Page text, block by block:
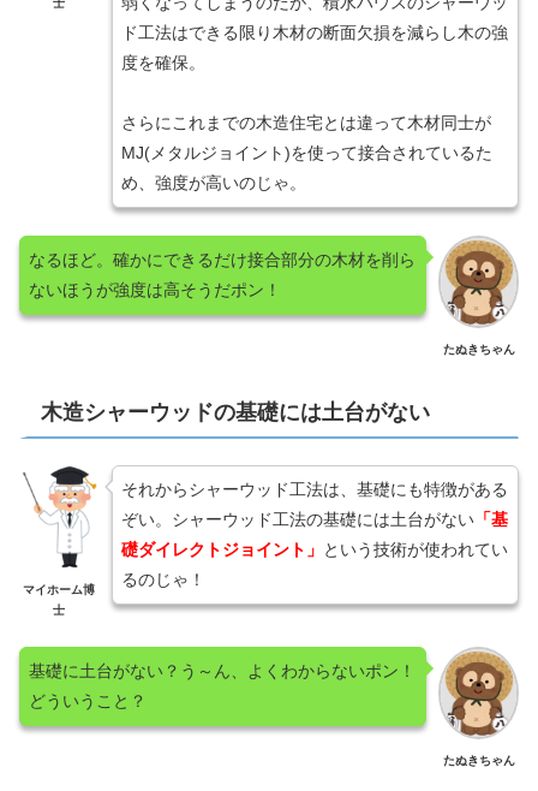
士
ド工法はできる限り木材の断面欠損を減らし木の強
度を確保。
さらにこれまでの木造住宅とは違って木材同士が
MJ(メタルジョイント)を使って接合されているた
め、強度が高いのじゃ。
たぬきちゃん
なるほど。確かにできるだけ接合部分の木材を削ら
ないほうが強度は高そうだポン！
木造シャーウッドの基礎には土台がない
マイホーム博
士
それからシャーウッド工法は、基礎にも特徴がある
ぞい。シャーウッド工法の基礎には土台がない「基
礎ダイレクトジョイント」 という技術が使われてい
るのじゃ！
たぬきちゃん
基礎に土台がない？う～ん、よくわからないポン！
どういうこと？